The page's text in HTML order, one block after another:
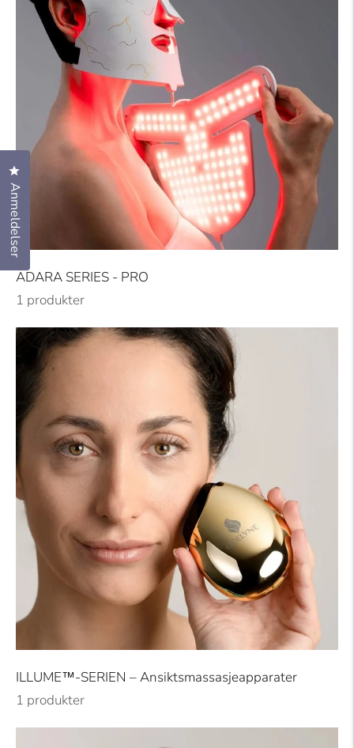
ADARA SERIES - PRO
1 produkter
ILLUME™-SERIEN – Ansiktsmassasjeapparater
1 produkter
Anmeldelser
Klikk for å åpne anmeldelsesvinduet